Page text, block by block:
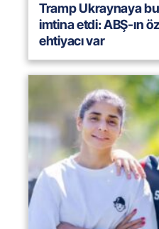
Tramp Ukraynaya
imtina etdi: ABŞ-ın
ehtiyacı var